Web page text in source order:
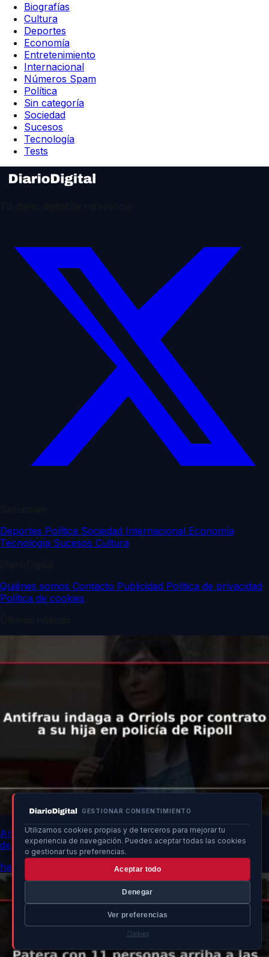
GESTIONAR CONSENTIMIENTO
Utilizamos cookies propias y de terceros para mejorar tu
experiencia de navegación. Puedes aceptar todas las cookies
o gestionar tus preferencias.
Aceptar todo
Denegar
Ver preferencias
Cookies
Biografías
Cultura
Deportes
Economía
Entretenimiento
Internacional
Números Spam
Política
Sin categoría
Sociedad
Sucesos
Tecnología
Tests
Deportes Política Sociedad Internacional Economía
Tecnología Sucesos Cultura
Quiénes somos Contacto Publicidad Política de privacidad
Política de cookies
Antifrau indaga a Orriols por contrato a su hija en policía
de Ripoll
hace un momento